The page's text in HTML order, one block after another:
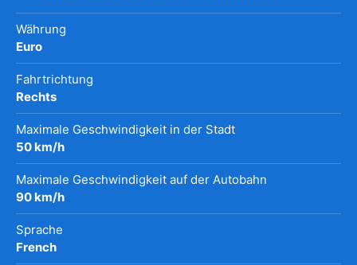
Währung
Euro
Fahrtrichtung
Rechts
Maximale Geschwindigkeit in der Stadt
50 km/h
Maximale Geschwindigkeit auf der Autobahn
90 km/h
Sprache
French